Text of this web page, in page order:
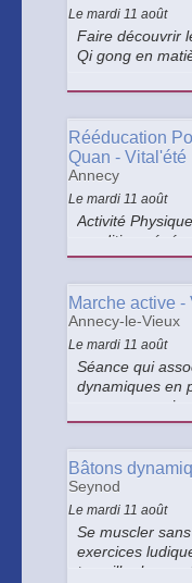
Le mardi 11 août
Faire découvrir
Qi gong en
Rééducation
Quan - Vital'été
Annecy
Le mardi 11 août
Activité
condition
squelettique,
Marche active -
Annecy-le-Vieux
Le mardi 11 août
Séance qui
dynamiques en
personnes qui
améliorer,
Bâtons
Seynod
Le mardi 11 août
Se muscler
exercices
travailler la